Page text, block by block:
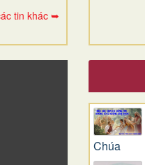
tin khác ➥
Chúa